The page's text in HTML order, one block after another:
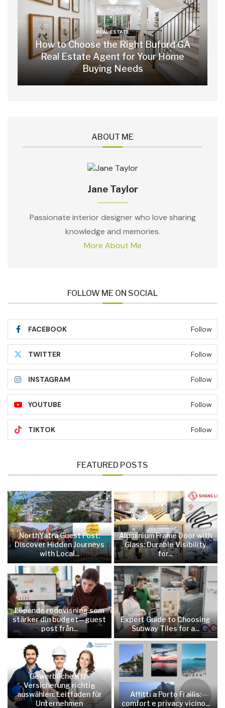
REAL ESTATE
How to Choose the Right Buford GA
Real Estate Agent for Your Home
Buying Needs
ABOUT ME
Jane Taylor
Passionate interior designer who love sharing
knowledge and memories.
More About Me
FOLLOW ME ON SOCIAL
FACEBOOK Follow
TWITTER Follow
INSTAGRAM Follow
YOUTUBE Follow
TIKTOK Follow
FEATURED POSTS
NorthYatra Guest Post:
Discover Hidden Journeys
with Local...
Aluminium Frame Door with
Glass: Durable Visibility
for...
Löpande redovisning som
stärker din budget—guest
post från...
Expert Guide to Choosing
Subway Tiles for a...
Gewerbliche Kfz-
Versicherung richtig
auswählen: Leitfaden für
Unternehmen
Affitti a Porto Frailis:
comfort e privacy vicino...